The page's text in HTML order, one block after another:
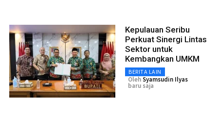
Kepulauan Seribu
Perkuat Sinergi Lintas
Sektor untuk
Kembangkan UMKM
BERITA LAIN
OlehSyamsudin Ilyas
baru saja